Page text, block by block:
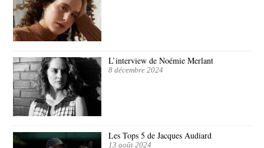
L’interview de Noémie Merlant
8 décembre 2024
Les Tops 5 de Jacques Audiard
13 août 2024